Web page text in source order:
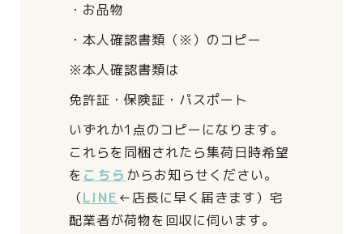
・お品物
・本人確認書類（※）のコピー
※本人確認書類は
免許証・保険証・パスポート
いずれか1点のコピーになります。
これらを同梱されたら集荷日時希望
を こちら からお知らせください。
（LINE ←店長に早く届きます） 宅
配業者が荷物を回収に伺います。